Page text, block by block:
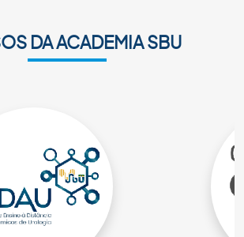
DA ACADEMIA SBU